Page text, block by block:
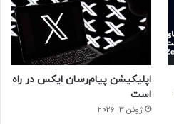
اپلیکیشن پیام‌رسان ایکس در راه
است
ژوئن 3, 2026